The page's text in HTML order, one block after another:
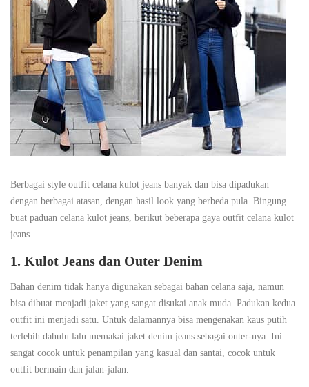
Berbagai style outfit celana kulot jeans banyak dan bisa dipadukan
dengan berbagai atasan, dengan hasil look yang berbeda pula. Bingung
buat paduan celana kulot jeans, berikut beberapa gaya outfit celana kulot
jeans.
1. Kulot Jeans dan Outer Denim
Bahan denim tidak hanya digunakan sebagai bahan celana saja, namun
bisa dibuat menjadi jaket yang sangat disukai anak muda. Padukan kedua
outfit ini menjadi satu. Untuk dalamannya bisa mengenakan kaus putih
terlebih dahulu lalu memakai jaket denim jeans sebagai outer-nya. Ini
sangat cocok untuk penampilan yang kasual dan santai, cocok untuk
outfit bermain dan jalan-jalan.